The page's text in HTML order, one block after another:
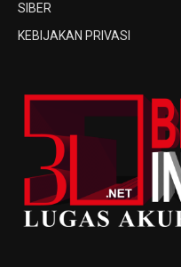
SIBER
KEBIJAKAN PRIVASI